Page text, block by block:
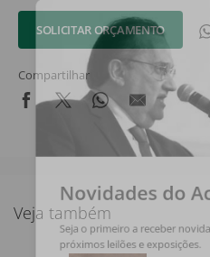
SOLICITAR ORÇAMENTO
Compartilhar
Veja também
Novidades do
Seja o primeiro a receber
próximos leilões e exposições.